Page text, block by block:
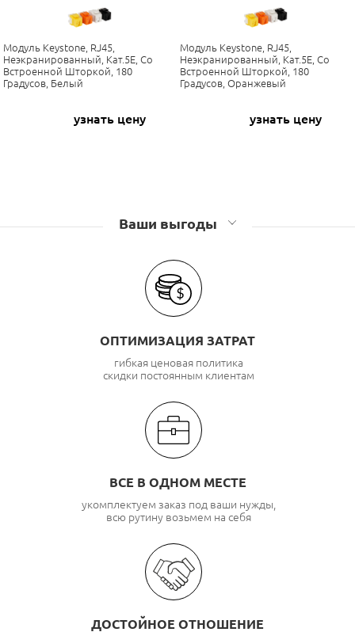
Модуль Keystone, RJ45,
Неэкранированный, Кат.5E, Со
Встроенной Шторкой, 180
Градусов, Белый
узнать цену
Модуль Keystone, RJ45,
Неэкранированный, Кат.5E, Со
Встроенной Шторкой, 180
Градусов, Оранжевый
узнать цену
Ваши выгоды
ОПТИМИЗАЦИЯ ЗАТРАТ
гибкая ценовая политика
скидки постоянным клиентам
ВСЕ В ОДНОМ МЕСТЕ
укомплектуем заказ под ваши нужды,
всю рутину возьмем на себя
ДОСТОЙНОЕ ОТНОШЕНИЕ